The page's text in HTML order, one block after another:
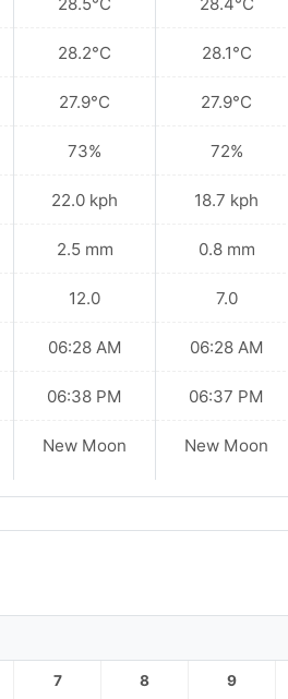
28.2°C
27.9°C
73%
22.0 kph
2.5 mm
12.0
06:28 AM
06:38 PM
New Moon
28.1°C
27.9°C
72%
18.7 kph
0.8 mm
7.0
06:28 AM
06:37 PM
New Moon
7 8 9